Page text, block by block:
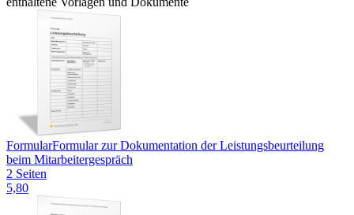
FormularFormular zur Dokumentation der Leistungsbeurteilung
beim Mitarbeitergespräch
2 Seiten
5,80